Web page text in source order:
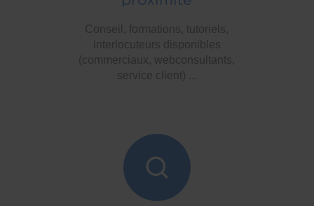
Conseil, formations, tutoriels,
interlocuteurs disponibles
(commerciaux, webconsultants,
service client) ...